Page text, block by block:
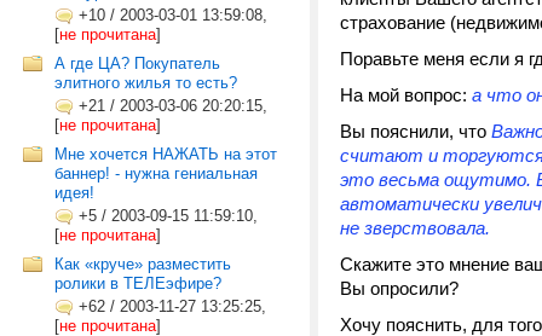
+10 / 2003-03-01 13:59:08,
[не прочитана]
А где ЦА? Покупатель
элитного жилья то есть?
+21 / 2003-03-06 20:20:15,
[не прочитана]
Мне хочется НАЖАТЬ на этот
баннер! - нужна гениальная
идея!
+5 / 2003-09-15 11:59:10,
[не прочитана]
Как «круче» разместить
ролики в ТЕЛЕэфире?
+62 / 2003-11-27 13:25:25,
[не прочитана]
страхование
Поравьте меня если я
На мой вопрос: а что
Вы пояснили, что
считают и торгуются
это весьма ощутимо.
автоматически
не зверствовала.
Скажите это мнение
Вы опросили?
Хочу пояснить, для